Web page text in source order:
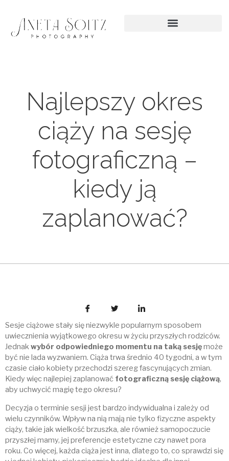
Najlepszy okres
ciąży na sesję
fotograficzną –
kiedy ją
zaplanować?
Sesje ciążowe stały się niezwykle popularnym sposobem
uwiecznienia wyjątkowego okresu w życiu przyszłych rodziców.
Jednakwybór odpowiedniego momentu na taką sesjęmoże
być nie lada wyzwaniem. Ciąża trwa średnio 40 tygodni, a w tym
czasie ciało kobiety przechodzi szereg fascynujących zmian.
Kiedy więc najlepiej zaplanować fotograficzną sesję ciążową,
aby uchwycić magię tego okresu?
Decyzja o terminie sesji jest bardzo indywidualna i zależy od
wielu czynników. Wpływ na nią mają nie tylko fizyczne aspekty
ciąży, takie jak wielkość brzuszka, ale również samopoczucie
przyszłej mamy, jej preferencje estetyczne czy nawet pora
roku. Co więcej, każda ciąża jest inna, dlatego to, co sprawdzi się